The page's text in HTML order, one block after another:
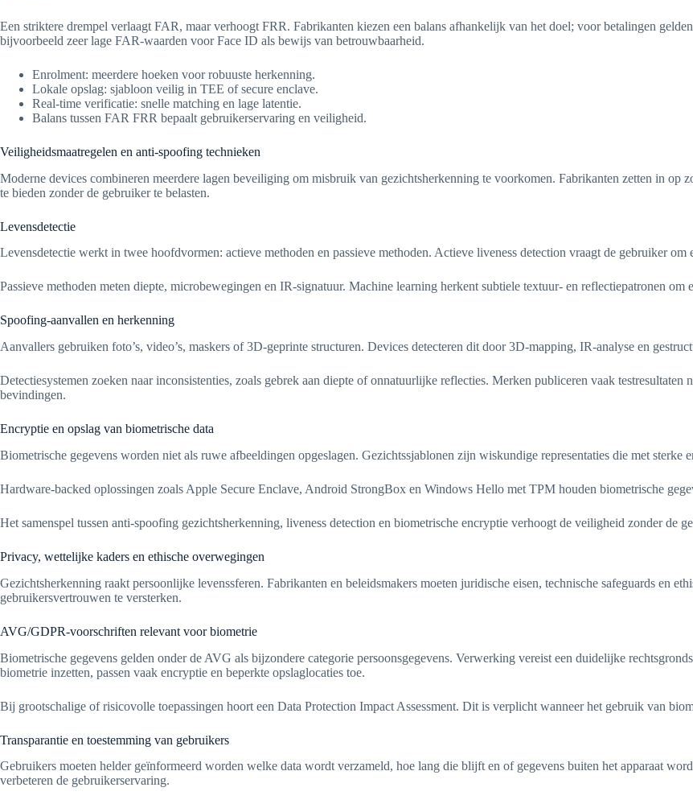
Een striktere drempel verlaagt FAR, maar verhoogt FRR. Fabrikanten kiezen een balans afhankelijk van het doel; voor betalingen
bijvoorbeeld zeer lage FAR-waarden voor Face ID als bewijs van betrouwbaarheid.
Enrolment: meerdere hoeken voor robuuste herkenning.
Lokale opslag: sjabloon veilig in TEE of secure enclave.
Real-time verificatie: snelle matching en lage latentie.
Balans tussen FAR FRR bepaalt gebruikerservaring en veiligheid.
Veiligheidsmaatregelen en anti-spoofing technieken
Moderne devices combineren meerdere lagen beveiliging om misbruik van gezichtsherkenning te voorkomen. Fabrikanten zetten in op
te bieden zonder de gebruiker te belasten.
Levensdetectie
Levensdetectie werkt in twee hoofdvormen: actieve methoden en passieve methoden. Actieve liveness detection vraagt de gebruiker
Passieve methoden meten diepte, microbewegingen en IR-signatuur. Machine learning herkent subtiele textuur- en reflectiepatronen
Spoofing-aanvallen en herkenning
Aanvallers gebruiken foto’s, video’s, maskers of 3D-geprinte structuren. Devices detecteren dit door 3D-mapping, IR-analyse en
Detectiesystemen zoeken naar inconsistenties, zoals gebrek aan diepte of onnatuurlijke reflecties. Merken publiceren vaak testresultaten
bevindingen.
Encryptie en opslag van biometrische data
Biometrische gegevens worden niet als ruwe afbeeldingen opgeslagen. Gezichtssjablonen zijn wiskundige representaties die met
Hardware-backed oplossingen zoals Apple Secure Enclave, Android StrongBox en Windows Hello met TPM houden biometrische
Het samenspel tussen anti-spoofing gezichtsherkenning, liveness detection en biometrische encryptie verhoogt de veiligheid zonder de
Privacy, wettelijke kaders en ethische overwegingen
Gezichtsherkenning raakt persoonlijke levenssferen. Fabrikanten en beleidsmakers moeten juridische eisen, technische safeguards en
gebruikersvertrouwen te versterken.
AVG/GDPR-voorschriften relevant voor biometrie
Biometrische gegevens gelden onder de AVG als bijzondere categorie persoonsgegevens. Verwerking vereist een duidelijke
biometrie inzetten, passen vaak encryptie en beperkte opslaglocaties toe.
Bij grootschalige of risicovolle toepassingen hoort een Data Protection Impact Assessment. Dit is verplicht wanneer het gebruik van
Transparantie en toestemming van gebruikers
Gebruikers moeten helder geïnformeerd worden welke data wordt verzameld, hoe lang die blijft en of gegevens buiten het apparaat
verbeteren de gebruikerservaring.